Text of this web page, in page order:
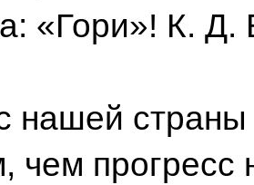
«Гори»! К. Д.
нашей
чем прогресс